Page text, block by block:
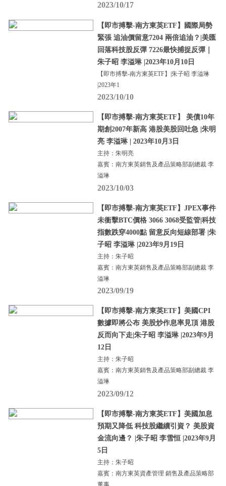
2023/10/17
【即市搏擊-南方東英ETF】國際局勢
緊張 追油價留意7204 兩倍追油？|美匯
回落科技股反彈 7226最快捕捉反彈｜
朱子昭 李溢琳 |2023年10月10日
【即市搏擊-南方東英ETF】|朱子昭 李溢琳
|2023年1
2023/10/10
【即市搏擊-南方東英ETF】 美債10年
期創2007年新高 港股美股回吐急 |朱明
亮 李溢琳 | 2023年10月3日
主持：朱明亮
嘉賓：南方東英銷售及產品策略部副總裁 李
溢琳
2023/10/03
【即市搏擊-南方東英ETF】JPEX事件
未衝擊BTC價格 3066 3068受監管|科技
指數跌穿4000點 留意反向短線部署 |朱
子昭 李溢琳 |2023年9月19日
主持：朱子昭
嘉賓：南方東英銷售及產品策略部副總裁 李
溢琳
2023/09/19
【即市搏擊-南方東英ETF】美國CPI
數據即將公布 美股炒作息率見頂 港股
反而向下走|朱子昭 李溢琳 |2023年9月
12日
主持：朱子昭
嘉賓：南方東英銷售及產品策略部副總裁 李
溢琳
2023/09/12
【即市搏擊-南方東英ETF】美國加息
預期又降低 科技股繼續引資？ 美股資
金流向邊？ |朱子昭 李雪恒 |2023年9月
5日
主持：朱子昭
嘉賓：南方東英資產管理 銷售及產品策略部
董事